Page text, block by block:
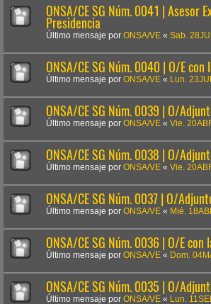
ONSA/CE SG Núm. 0041 | Asesor
Presidencia
Último mensaje por ONSA/VE « Sab.
ONSA/CE SG Núm. 0040 | O/E con
Último mensaje por ONSA/VE « Lun.
ONSA/CE SG Núm. 0039 | O/
Último mensaje por ONSA/VE « Vie.
ONSA/CE SG Núm. 0038 | O/
Último mensaje por ONSA/VE « Vie.
ONSA/CE SG Núm. 0037 | O/
Último mensaje por ONSA/VE « Mié.
ONSA/CE SG Núm. 0036 | O/E con
Último mensaje por ONSA/VE « Dom.
ONSA/CE SG Núm. 0035 | O/
Último mensaje por ONSA/VE « Lun.